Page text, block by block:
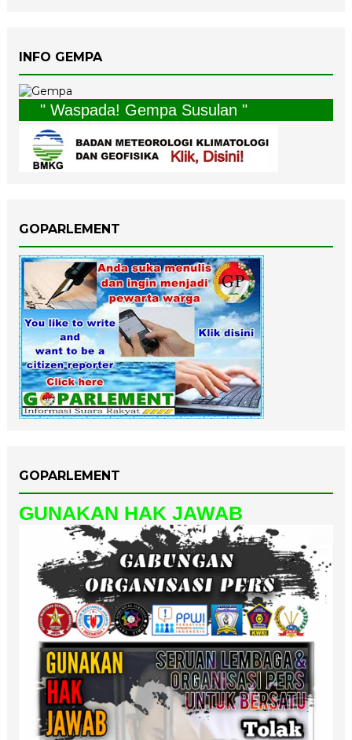
INFO GEMPA
" Waspada! Gempa Susulan "
GOPARLEMENT
GOPARLEMENT
GUNAKAN HAK JAWAB